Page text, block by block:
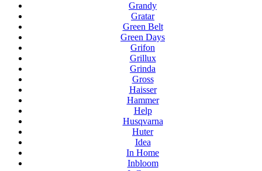
Grandy
Gratar
Green Belt
Green Days
Grifon
Grillux
Grinda
Gross
Haisser
Hammer
Help
Husqvarna
Huter
Idea
In Home
Inbloom